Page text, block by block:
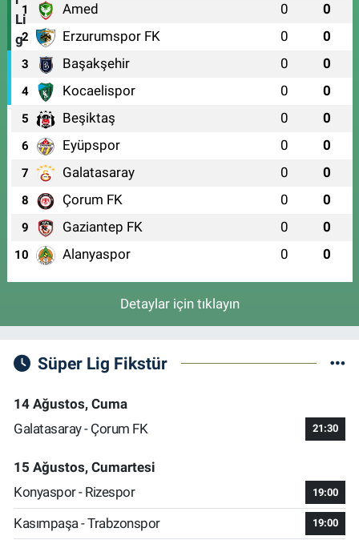
1 Amed 0 0
2 Erzurumspor FK 0 0
3 Başakşehir 0 0
4 Kocaelispor 0 0
5 Beşiktaş 0 0
6 Eyüpspor 0 0
7 Galatasaray 0 0
8 Çorum FK 0 0
9 Gaziantep FK 0 0
10 Alanyaspor 0 0
Detaylar için tıklayın
Süper Lig Fikstür
14 Ağustos, Cuma
Galatasaray - Çorum FK
21:30
15 Ağustos, Cumartesi
Konyaspor - Rizespor
19:00
Kasımpaşa - Trabzonspor 19:00